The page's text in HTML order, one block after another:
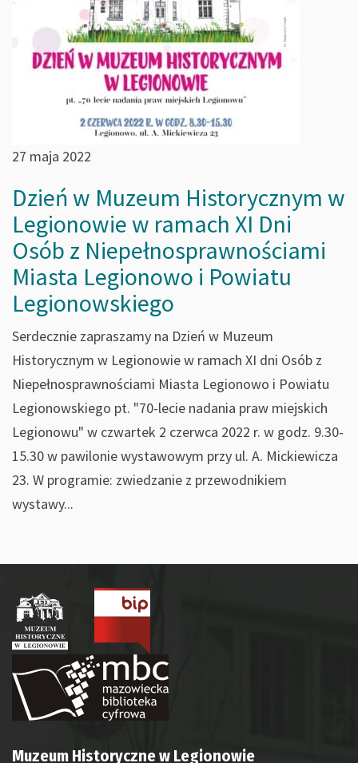
27 maja 2022
Dzień w Muzeum Historycznym w
Legionowie w ramach XI Dni
Osób z Niepełnosprawnościami
Miasta Legionowo i Powiatu
Legionowskiego
Serdecznie zapraszamy na Dzień w Muzeum
Historycznym w Legionowie w ramach XI dni Osób z
Niepełnosprawnościami Miasta Legionowo i Powiatu
Legionowskiego pt. "70-lecie nadania praw miejskich
Legionowu" w czwartek 2 czerwca 2022 r. w godz. 9.30-
15.30 w pawilonie wystawowym przy ul. A. Mickiewicza
23. W programie: zwiedzanie z przewodnikiem
wystawy...
Muzeum Historyczne w Legionowie